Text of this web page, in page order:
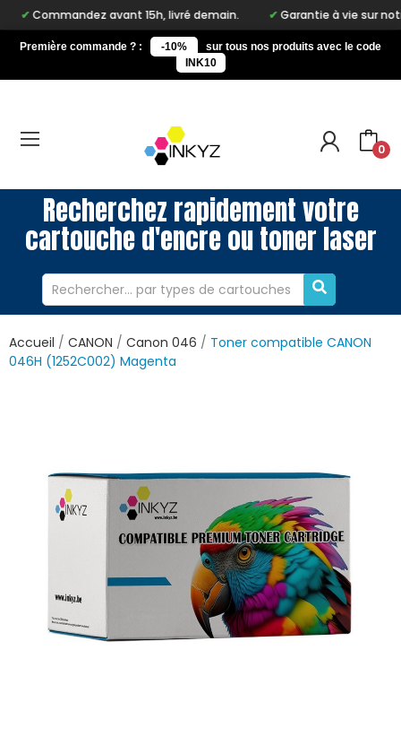
avant 15h, livré demain. Garantie à vie sur notre
Première commande ? : -10%
sur tous nos produits avec le code
INK10
0
Recherchez rapidement votre
cartouche d'encre ou toner laser
Accueil CANON Canon 046
Toner compatible CANON
046H (1252C002) Magenta